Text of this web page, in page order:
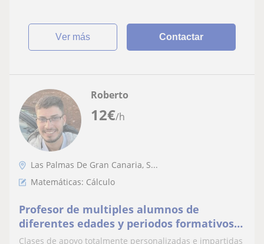
ver más Contactar
12€/h
Roberto
Las Palmas De Gran Canaria, S...
Matemáticas: Cálculo
Profesor de multiples alumnos de
diferentes edades y periodos formativos
con experiencia.
Clases de apoyo totalmente personalizadas e impartidas